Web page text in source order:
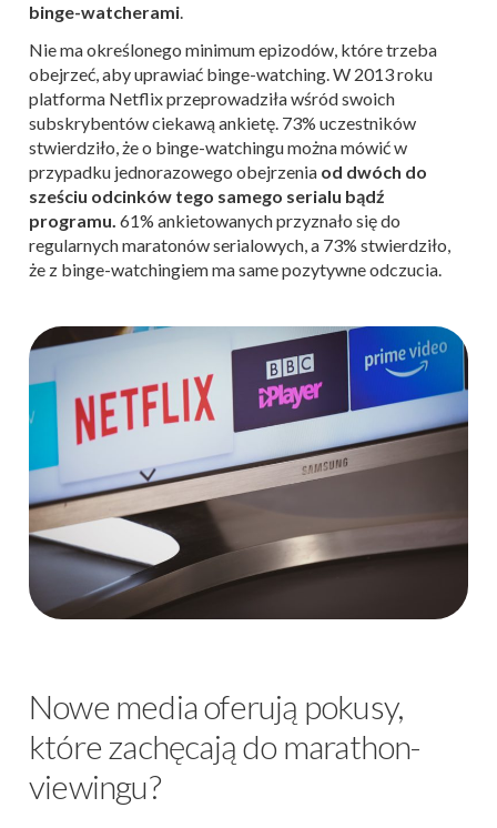
binge-watcherami.
Nie ma określonego minimum epizodów, które trzeba
obejrzeć, aby uprawiać binge-watching. W 2013 roku
platforma Netflix przeprowadziła wśród swoich
subskrybentów ciekawą ankietę. 73% uczestników
stwierdziło, że o binge-watchingu można mówić w
przypadku jednorazowego obejrzenia od dwóch do
sześciu odcinków tego samego serialu bądź
programu. 61% ankietowanych przyznało się do
regularnych maratonów serialowych, a 73% stwierdziło,
że z binge-watchingiem ma same pozytywne odczucia.
Nowe media oferują pokusy,
które zachęcają do marathon-
viewingu?